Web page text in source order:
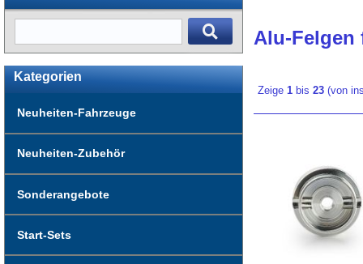
Kategorien
Neuheiten-Fahrzeuge
Neuheiten-Zubehör
Sonderangebote
Start-Sets
Alu-
Zeige 1 bis23 (von